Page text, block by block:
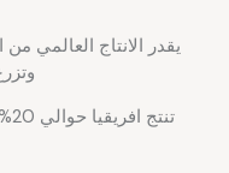
وتزرع حوالي